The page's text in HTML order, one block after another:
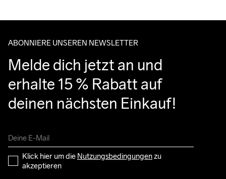
ABONNIERE UNSEREN NEWSLETTER
Melde dich jetzt an und
erhalte 15 % Rabatt auf
deinen nächsten Einkauf!
Klick hier um die Nutzungsbedingungen zu
akzeptieren